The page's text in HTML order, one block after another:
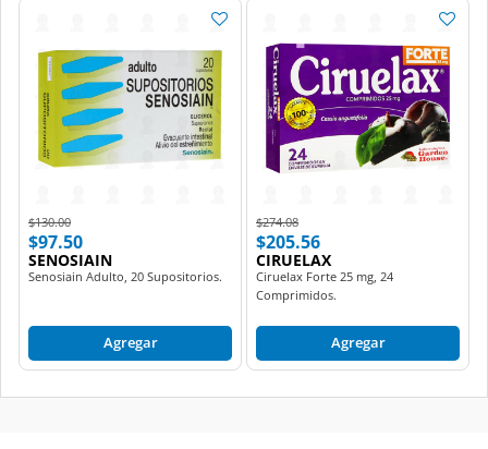
Price reduced from
$130.00to
$97.50
SENOSIAIN
Senosiain Adulto, 20 Supositorios.
Agregar
Price reduced from
$274.08to
$205.56
CIRUELAX
Ciruelax Forte 25 mg, 24
Comprimidos.
Agregar